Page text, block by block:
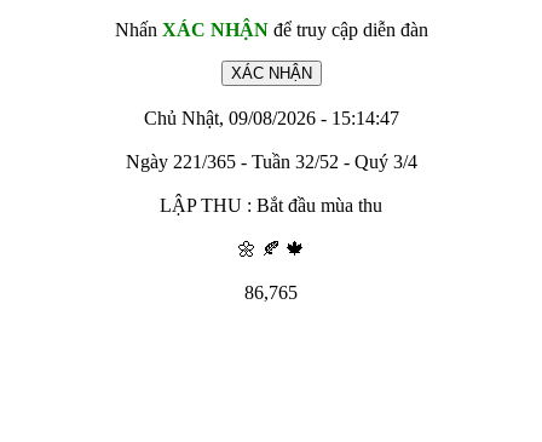
Nhấn XÁC NHẬNđể truy cập diễn đàn
Chủ Nhật, 09/08/2026 - 15:14:47
Ngày 221/365 - Tuần 32/52 - Quý 3/4
LẬP THU : Bắt đầu mùa thu
🌼 🍂 🍁
86,765